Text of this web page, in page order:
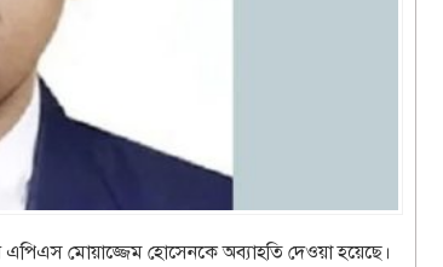
মোয়াজ্জেম হোসেনকে অব্যাহতি দেওয়া হয়েছে।